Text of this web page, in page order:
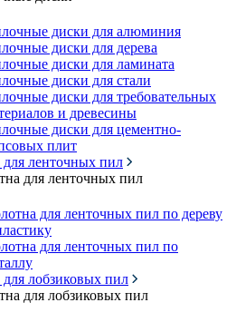
диски для алюминия
диски для дерева
диски для ламината
диски для стали
диски для требовательных
и древесины
диски для цементно-
плит
ленточных пил
для ленточных пил
для ленточных пил по дереву
для ленточных пил по
лобзиковых пил
для лобзиковых пил